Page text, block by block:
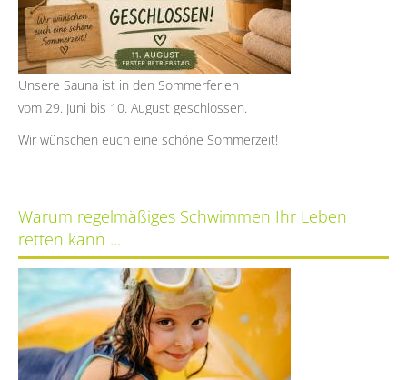
Unsere Sauna ist in den Sommerferien
vom 29. Juni bis 10. August geschlossen.
Wir wünschen euch eine schöne Sommerzeit!
Warum regelmäßiges Schwimmen Ihr Leben
retten kann ...